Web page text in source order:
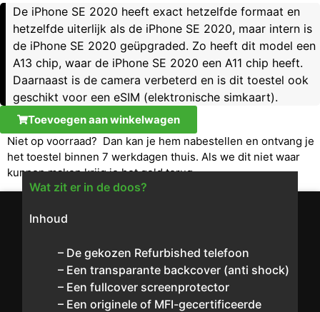
De iPhone SE 2020 heeft exact hetzelfde formaat en
hetzelfde uiterlijk als de iPhone SE 2020, maar intern is
de iPhone SE 2020 geüpgraded. Zo heeft dit model een
A13 chip, waar de iPhone SE 2020 een A11 chip heeft.
Daarnaast is de camera verbeterd en is dit toestel ook
geschikt voor een eSIM (elektronische simkaart).
Toevoegen aan winkelwagen
Niet op voorraad? Dan kan je hem nabestellen en ontvang je
het toestel binnen 7 werkdagen thuis. Als we dit niet waar
kunnen maken krijg je het geld terug.
Wat zit er in de doos?
Inhoud
– De gekozen Refurbished telefoon
– Een transparante backcover (anti shock)
– Een fullcover screenprotector
– Een originele of MFI-gecertificeerde